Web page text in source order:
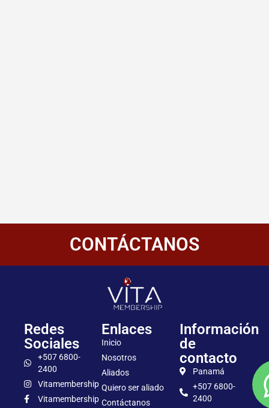
CONTÁCTANOS
Redes
Sociales
+507 6800-
2400
Vitamembership
Vitamembership
Enlaces
Inicio
Nosotros
Aliados
Quiero ser aliado
Contáctanos
Información
de
contacto
Panamá
+507 6800-
2400